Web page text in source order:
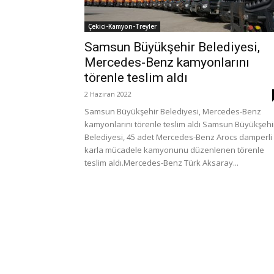
Çekici-Kamyon-Treyler
Samsun Büyükşehir Belediyesi,
Mercedes-Benz kamyonlarını
törenle teslim aldı
2 Haziran 2022
Samsun Büyükşehir Belediyesi, Mercedes-Benz
kamyonlarını törenle teslim aldı Samsun
Belediyesi, 45 adet Mercedes-Benz Arocs damperli
karla mücadele kamyonunu düzenlenen törenle
teslim aldı.Mercedes-Benz Türk Aksaray...